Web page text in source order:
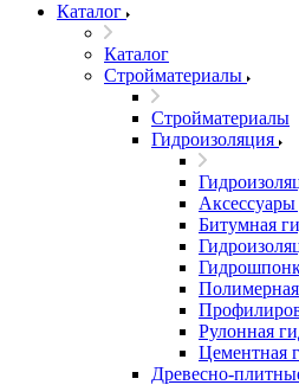
Каталог
Каталог
Стройматериалы
Стройматериалы
Гидроизоляция
Битумная
Рулонная
Цементная
Древесно-